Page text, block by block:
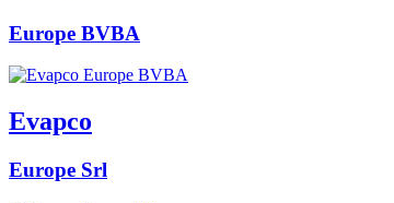
Europe BVBA
Evapco
Europe Srl